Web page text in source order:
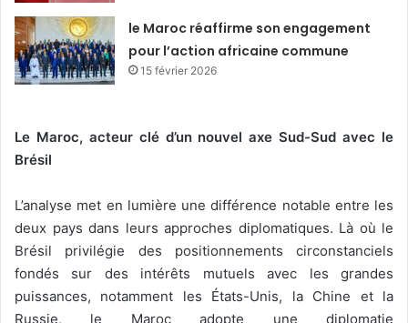
le Maroc réaffirme son engagement
pour l’action africaine commune
15 février 2026
Le Maroc, acteur clé d’un nouvel axe Sud-Sud avec le
Brésil
L’analyse met en lumière une différence notable entre les
deux pays dans leurs approches diplomatiques. Là où le
Brésil privilégie des positionnements circonstanciels
fondés sur des intérêts mutuels avec les grandes
puissances, notamment les États-Unis, la Chine et la
Russie, le Maroc adopte une diplomatie